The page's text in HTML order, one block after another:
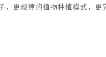
，更规律的植物种植模式，更